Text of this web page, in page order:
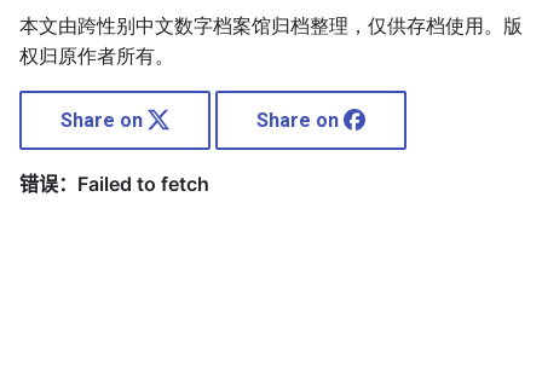
本文由跨性别中文数字档案馆归档整理，仅供存档使用。版
权归原作者所有。
Share on Share on